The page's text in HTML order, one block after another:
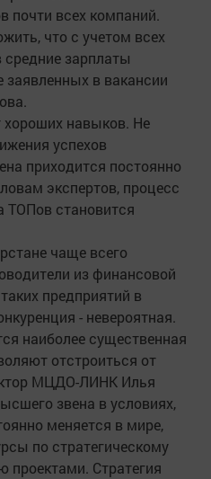
почти всех компаний.
что с учетом всех
зарплаты
в вакансии
хороших навыков. Не
успехов
приходится постоянно
экспертов, процесс
ТОПов становится
чаще всего
из финансовой
предприятий в
- невероятная.
наиболее существенная
отстроиться от
МЦДО-ЛИНК Илья
звена в условиях,
меняется в мире,
по стратегическому
проектами. Стратегия